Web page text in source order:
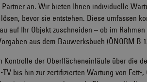
an. Wir bieten Ihnen individuelle
bevor sie entstehen. Diese umfassen
auf Ihr Objekt zuschneiden – ob im
aus dem Bauwerksbuch (ÖNORM B
der Oberflächeneinläufe über die
bis hin zur zertifizierten Wartung von Fett-,